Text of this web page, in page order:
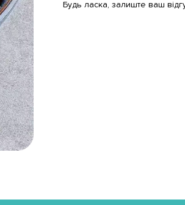
Будь ласка, залиште ваш